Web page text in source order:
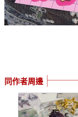
同作者周邊